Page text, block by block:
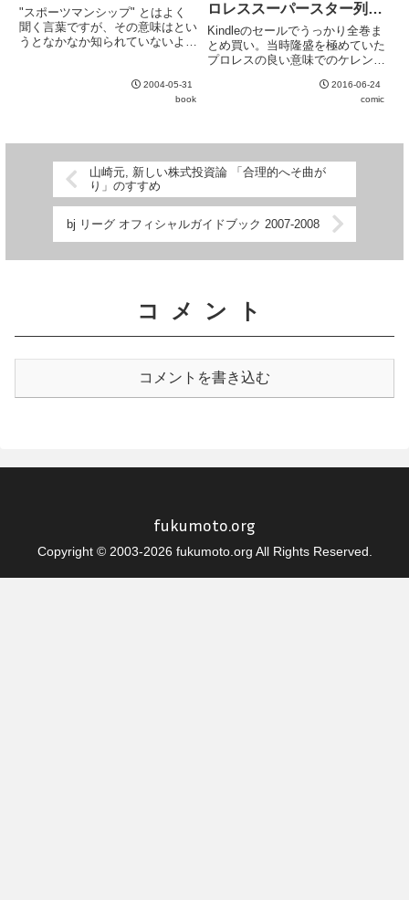
"スポーツマンシップ" とはよく
聞く言葉ですが、その意味はとい
うとなかなか知られていないよう
上スポーツをたしなんできたにも
関わらず今までその意味を真剣に
2004-05-31
book
ロレススーパースター列伝
(1) (2) (3) (4) (5)
Kindleのセールでうっかり全巻ま
とめ買い。当時隆盛を極めていた
プロレスの良い意味でのケレン味
内容は文句なしだが、5巻のタイ
ガーマスク編の途中で終了となる
2016-06-24
comic
山崎元, 新しい株式投資論 「合理的へそ曲が
り」のすすめ
bj リーグ オフィシャルガイドブック 2007-2008
コメント
コメントを書き込む
fukumoto.org
Copyright © 2003-2026 fukumoto.org All Rights Reserved.